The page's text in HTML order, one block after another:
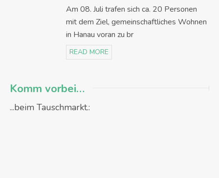
Am 08. Juli trafen sich ca. 20 Personen
mit dem Ziel, gemeinschaftliches Wohnen
in Hanau voran zu br
READ MORE
Komm vorbei…
...beim Tauschmarkt.: